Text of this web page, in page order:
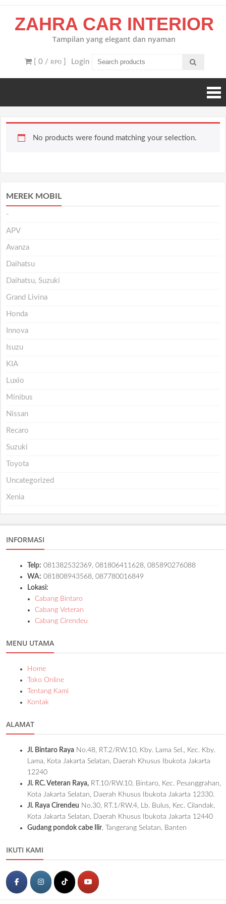
ZAHRA CAR INTERIOR
Tampilan yang elegant dan nyaman
[ 0 / RP0] Login
No products were found matching your selection.
MEREK MOBIL
-
APV
Avanza
Daihatsu
Daihatsu, Suzuki
Grand Livina
Honda
Innova
Isuzu
KIA
Luxio
Minibus
Nissan
Recaro
Suzuki
Toyota
Uncategorized
Xenia
INFORMASI
Telp: 081382532369, 081806411628, 085890276088
WA: 081808943568, 087780016849
Lokasi:
Cabang Bintaro
Cabang Veteran
Cabang Cirendeu
MENU UTAMA
Home
Toko Online
Tentang Kami
Kontak
ALAMAT
Jl. Bintaro Raya No.48, RT.2/RW.10, Kby. Lama Sel., Kec. Kby.
Lama, Kota Jakarta Selatan, Daerah Khusus Ibukota Jakarta
12240
Jl. RC. Veteran Raya, RT.10/RW.10, Bintaro, Kec. Pesanggrahan,
Kota Jakarta Selatan, Daerah Khusus Ibukota Jakarta 12330.
Jl. Raya Cirendeu No.30, RT.1/RW.4, Lb. Bulus, Kec. Cilandak,
Kota Jakarta Selatan, Daerah Khusus Ibukota Jakarta 12440
Gudang pondok cabe Ilir, Tangerang Selatan, Banten
IKUTI KAMI